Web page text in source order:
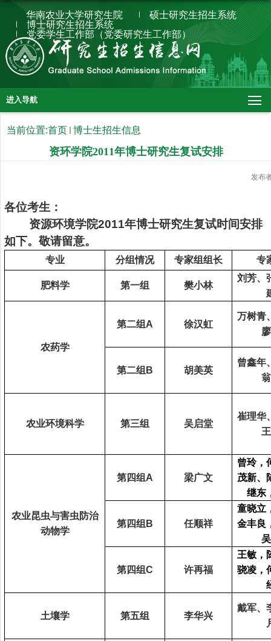
华南农业大学研究生院
硕士研究生招生系统
博士研究生招生系统
党委学生工作部（党委研究生工作部）
进入导航
当前位置:首页 博士生招生信息
资环学院2011年博士研究生复试安排
发布
各位考生：
资源环境学院2011年博士研究生复试时间安排
如下。敬请留意。
专业 分组情况 专家组组长 专
肥料学 第一组 樊小林
刘芳、
农药学
第二组A 徐汉虹
万树青
第二组B 胡美英
曾鑫年
农业环境科学 第三组 吴启堂
崔理华
农业昆虫与害虫防治
动物学
第四组A 梁广文
曾玲，
茂新、
继东
第四组B 任顺祥
童晓立
金丰良
第四组C 许再福
王敏，
骁凌，
土壤学 第五组 李华兴
戴军、